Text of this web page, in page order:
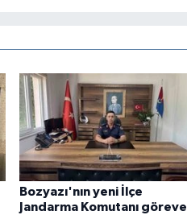
Bozyazı'nın yeni İlçe
Jandarma Komutanı göreve